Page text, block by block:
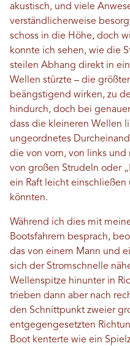
akustisch, und viele
verständlicherweise
schoss in die Höhe, doch
konnte ich sehen, wie die
steilen Abhang direkt in
Wellen stürzte – die
beängstigend wirken, zu
hindurch, doch bei
dass die kleineren Wellen
ungeordnetes
die von vorn, von links
von großen Strudeln oder
ein Raft leicht
könnten.
Während ich dies mit
Bootsfahrern besprach,
das von einem Mann und
sich der Stromschnelle
Wellenspitze hinunter in
trieben dann aber nach
den Schnittpunkt zweier
entgegengesetzten
Boot kenterte wie ein